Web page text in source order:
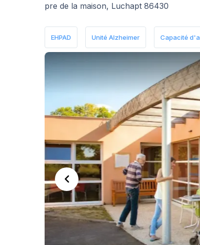
pre de la maison, Luchapt 86430
EHPAD Unité Alzheimer Capacité